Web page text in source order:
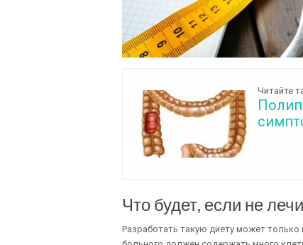
Читайте
Что будет, если не
Разработать такую диету может